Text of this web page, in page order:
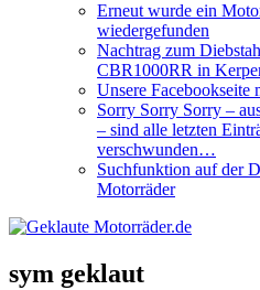
Erneut wurde ein
wiedergefunden
Nachtrag zum
CBR1000RR in
Unsere Facebookseite
Sorry Sorry Sorry –
– sind alle letzten
verschwunden…
Suchfunktion auf der
Motorräder
sym geklaut